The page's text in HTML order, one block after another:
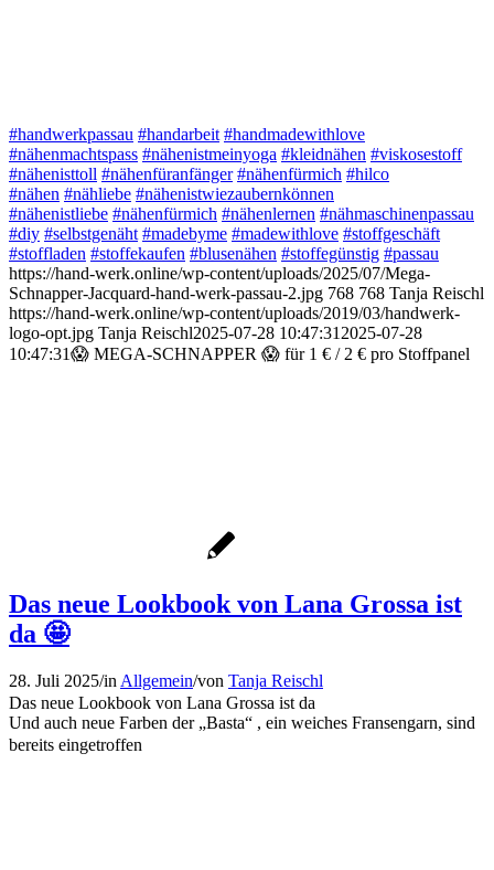
#handwerkpassau #handarbeit #handmadewithlove
#nähenmachtspass #nähenistmeinyoga #kleidnähen #viskosestoff
#nähenisttoll #nähenfüranfänger #nähenfürmich #hilco
#nähen #nähliebe #nähenistwiezaubernkönnen
#nähenistliebe #nähenfürmich #nähenlernen #nähmaschinenpassau
#diy #selbstgenäht #madebyme #madewithlove #stoffgeschäft
#stoffladen #stoffekaufen #blusenähen #stoffegünstig #passau
https://hand-werk.online/wp-content/uploads/2025/07/Mega-
Schnapper-Jacquard-hand-werk-passau-2.jpg 768 768 Tanja Reischl
https://hand-werk.online/wp-content/uploads/2019/03/handwerk-
logo-opt.jpg Tanja Reischl2025-07-28 10:47:31 2025-07-28
10:47:31😱 MEGA-SCHNAPPER 😱 für 1 € / 2 € pro Stoffpanel
Das neue Lookbook von Lana Grossa ist
da 🤩
28. Juli 2025/in Allgemein/von Tanja Reischl
Das neue Lookbook von Lana Grossa ist da
Und auch neue Farben der „Basta“ , ein weiches Fransengarn, sind
bereits eingetroffen